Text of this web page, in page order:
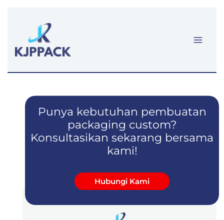
konten
Punya kebutuhan pembuatan
packaging custom?
Konsultasikan sekarang bersama
kami!
Hubungi Kami